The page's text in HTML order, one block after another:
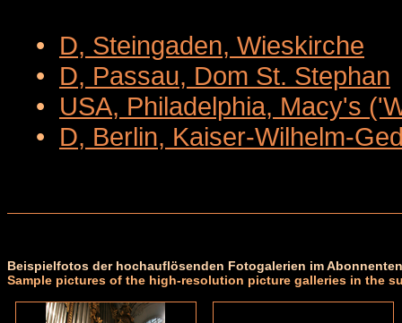
• D, Steingaden, Wieskirche
• D, Passau, Dom St. Stephan
• USA, Philadelphia, Macy's
• D, Berlin, Kaiser-Wilhelm-
Beispielfotos der hochauflösenden Fotogalerien im
Sample pictures of the high-resolution picture galleries in the